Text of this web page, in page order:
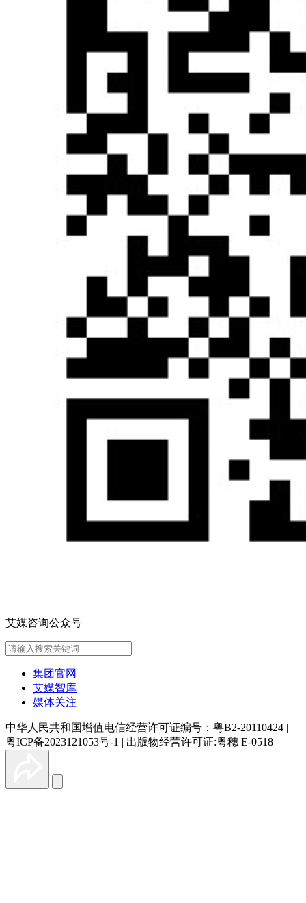
艾媒咨询公众号
集团官网
艾媒智库
媒体关注
中华人民共和国增值电信经营许可证编号：粤B2-20110424 |
粤ICP备2023121053号-1 | 出版物经营许可证:粤穗 E-0518